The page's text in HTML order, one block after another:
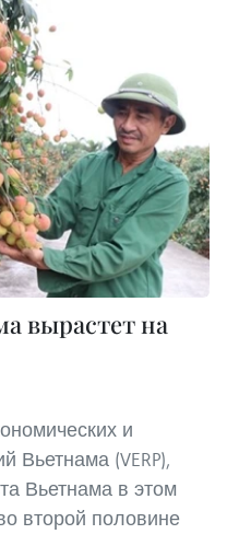
вырастет на
и
Вьетнама (VERP),
Вьетнама в этом
второй половине